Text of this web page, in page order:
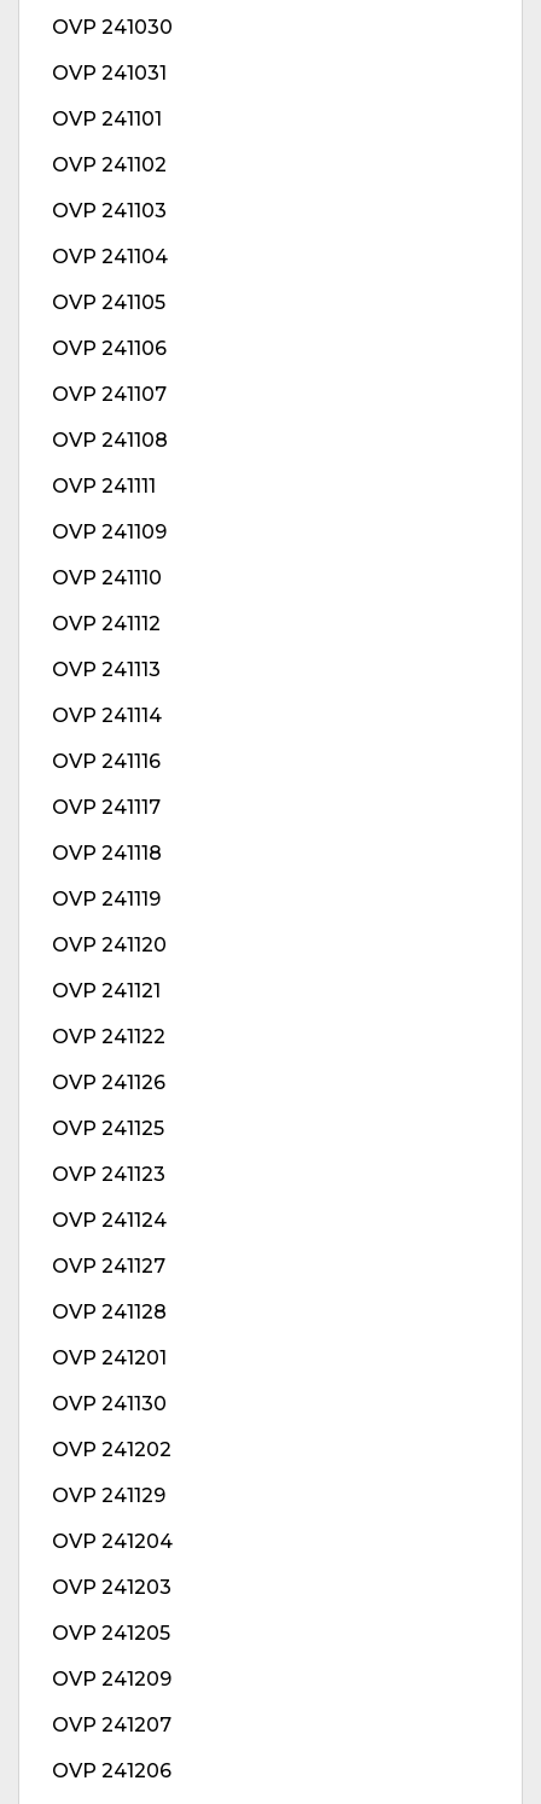
OVP 241030
OVP 241031
OVP 241101
OVP 241102
OVP 241103
OVP 241104
OVP 241105
OVP 241106
OVP 241107
OVP 241108
OVP 241111
OVP 241109
OVP 241110
OVP 241112
OVP 241113
OVP 241114
OVP 241116
OVP 241117
OVP 241118
OVP 241119
OVP 241120
OVP 241121
OVP 241122
OVP 241126
OVP 241125
OVP 241123
OVP 241124
OVP 241127
OVP 241128
OVP 241201
OVP 241130
OVP 241202
OVP 241129
OVP 241204
OVP 241203
OVP 241205
OVP 241209
OVP 241207
OVP 241206